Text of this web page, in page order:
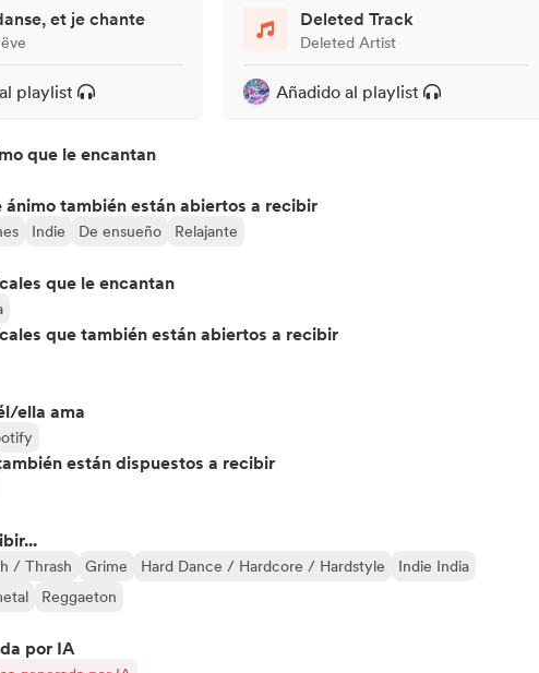
et je chante
playlist
Deleted Track
Deleted Artist
Añadido al playlist
que le encantan
ánimo también están abiertos a recibir
Indie De ensueño Relajante
que le encantan
que también están abiertos a recibir
ella ama
están dispuestos a recibir
/ Thrash Grime Hard Dance / Hardcore / Hardstyle
Indie India
Reggaeton
por IA